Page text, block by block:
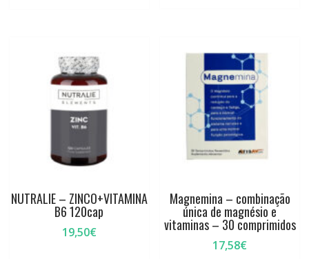
NUTRALIE – ZINCO+VITAMINA
B6 120cap
19,50€
Magnemina – combinação
única de magnésio e
vitaminas – 30 comprimidos
17,58€